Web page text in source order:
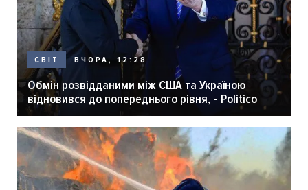
СВІТ ВЧОРА, 12:28
Обмін розвідданими між США та Україною
відновився до попереднього рівня, - Politico